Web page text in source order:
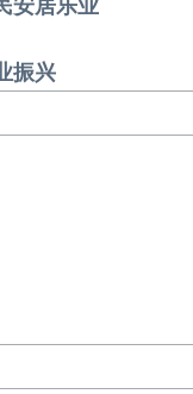
安居乐业
振兴